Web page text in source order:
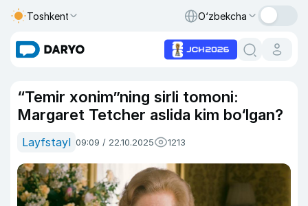
Toshkent O‘zbekcha
“Temir xonim”ning sirli tomoni:
Margaret Tetcher aslida kim bo‘lgan?
Layfstayl 09:09 / 22.10.2025 1213